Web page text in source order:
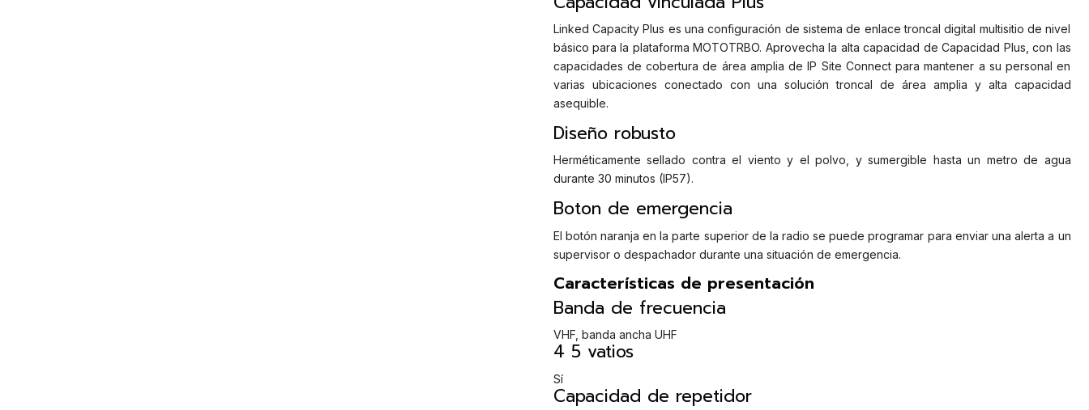
Linked Capacity Plus es una configuración de sistema de enlace troncal digital multisitio de nivel
básico para la plataforma MOTOTRBO. Aprovecha la alta capacidad de Capacidad Plus, con las
capacidades de cobertura de área amplia de IP Site Connect para mantener a su personal en
varias ubicaciones conectado con una solución troncal de área amplia y alta capacidad
asequible.
Diseño robusto
Herméticamente sellado contra el viento y el polvo, y sumergible hasta un metro de agua
durante 30 minutos (IP57).
Boton de emergencia
El botón naranja en la parte superior de la radio se puede programar para enviar una alerta a un
supervisor o despachador durante una situación de emergencia.
Características de presentación
Banda de frecuencia
VHF, banda ancha UHF
4 5 vatios
Sí
Capacidad de repetidor